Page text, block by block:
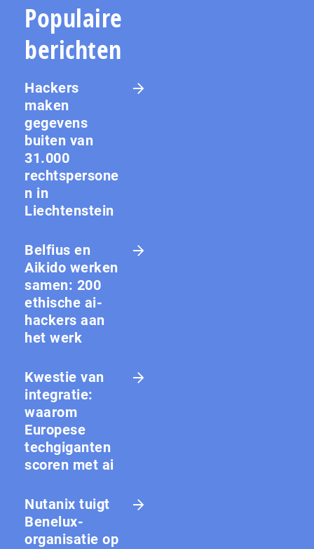
Populaire
berichten
Hackers
maken
gegevens
buiten van
31.000
rechtspersone
n in
Liechtenstein
Belfius en
Aikido werken
samen: 200
ethische ai-
hackers aan
het werk
Kwestie van
integratie:
waarom
Europese
techgiganten
scoren met ai
Nutanix tuigt
Benelux-
organisatie op